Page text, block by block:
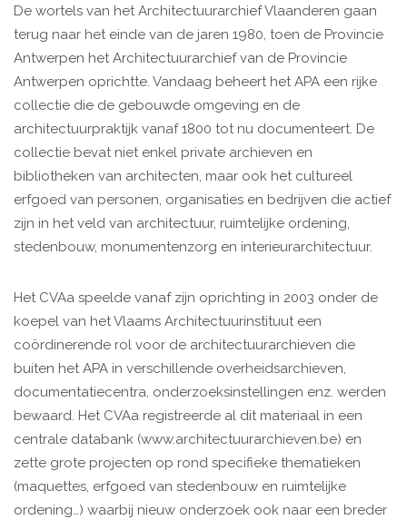
De wortels van het Architectuurarchief Vlaanderen gaan
terug naar het einde van de jaren 1980, toen de Provincie
Antwerpen het Architectuurarchief van de Provincie
Antwerpen oprichtte. Vandaag beheert het APA een rijke
collectie die de gebouwde omgeving en de
architectuurpraktijk vanaf 1800 tot nu documenteert. De
collectie bevat niet enkel private archieven en
bibliotheken van architecten, maar ook het cultureel
erfgoed van personen, organisaties en bedrijven die actief
zijn in het veld van architectuur, ruimtelijke ordening,
stedenbouw, monumentenzorg en interieurarchitectuur.
Het CVAa speelde vanaf zijn oprichting in 2003 onder de
koepel van het Vlaams Architectuurinstituut een
coördinerende rol voor de architectuurarchieven die
buiten het APA in verschillende overheidsarchieven,
documentatiecentra, onderzoeksinstellingen enz. werden
bewaard. Het CVAa registreerde al dit materiaal in een
centrale databank (www.architectuurarchieven.be) en
zette grote projecten op rond specifieke thematieken
(maquettes, erfgoed van stedenbouw en ruimtelijke
ordening…) waarbij nieuw onderzoek ook naar een breder